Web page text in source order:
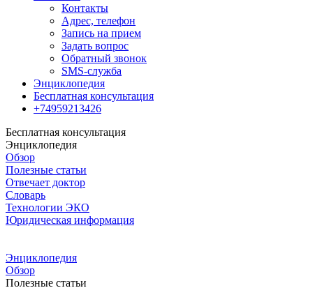
Контакты
Адрес, телефон
Запись на прием
Задать вопрос
Обратный звонок
SMS-служба
Энциклопедия
Бесплатная консультация
+74959213426
Бесплатная консультация
Энциклопедия
Обзор
Полезные статьи
Отвечает доктор
Словарь
Технологии ЭКО
Юридическая информация
Энциклопедия
Обзор
Полезные статьи